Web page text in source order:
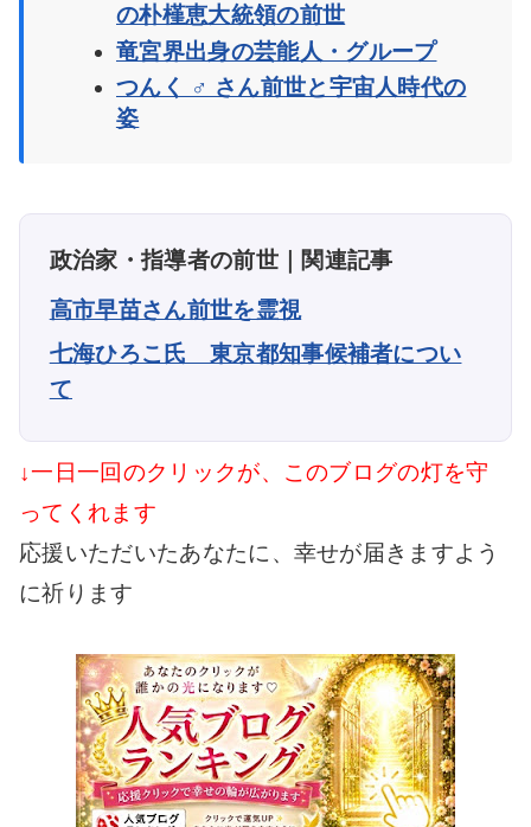
の朴槿恵大統領の前世
竜宮界出身の芸能人・グループ
つんく ♂ さん前世と宇宙人時代の
姿
政治家・指導者の前世｜関連記事
高市早苗さん前世を霊視
七海ひろこ氏 東京都知事候補者につい
て
↓一日一回のクリックが、このブログの灯を守
ってくれます
応援いただいたあなたに、幸せが届きますよう
に祈ります